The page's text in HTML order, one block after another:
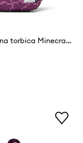
Herschel pasna torbica Minecraft Classic™